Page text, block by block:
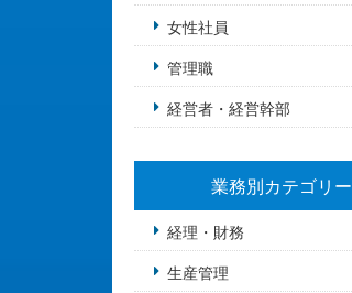
女性社員
管理職
経営者・経営幹部
業務別カテゴリー
経理・財務
生産管理